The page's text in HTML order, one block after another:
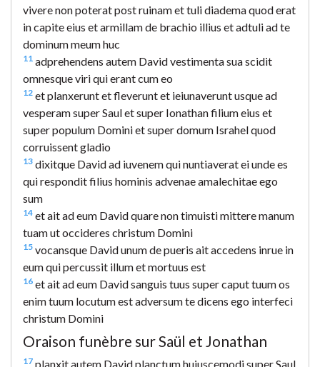
vivere non poterat post ruinam et tuli diadema quod erat
in capite eius et armillam de brachio illius et adtuli ad te
dominum meum huc
11 adprehendens autem David vestimenta sua scidit
omnesque viri qui erant cum eo
12 et planxerunt et fleverunt et ieiunaverunt usque ad
vesperam super Saul et super Ionathan filium eius et
super populum Domini et super domum Israhel quod
corruissent gladio
13 dixitque David ad iuvenem qui nuntiaverat ei unde es
qui respondit filius hominis advenae amalechitae ego
sum
14 et ait ad eum David quare non timuisti mittere manum
tuam ut occideres christum Domini
15 vocansque David unum de pueris ait accedens inrue in
eum qui percussit illum et mortuus est
16 et ait ad eum David sanguis tuus super caput tuum os
enim tuum locutum est adversum te dicens ego interfeci
christum Domini
Oraison funèbre sur Saül et Jonathan
17 planxit autem David planctum huiuscemodi super Saul